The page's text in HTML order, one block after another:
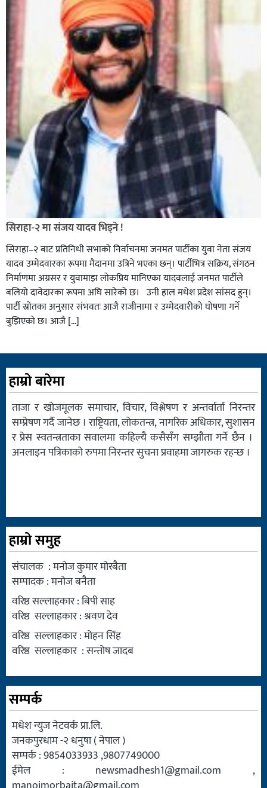
सिराहा-२ मा संजय यादव भिड्ने !
सिराहा–२ बाट प्रतिनिधी सभाको निर्वाचनमा जनमत पार्टीका युवा नेता संजय
यादव उम्मेदवारका रूपमा मैदानमा उत्रिने भएका छन्। पार्टीभित्र सक्रिय, संगठन
निर्माणमा अग्रसर र युवामाझ लोकप्रिय मानिएका यादवलाई जनमत पार्टीले
बलियो दावेदारका रूपमा अघि सारेको छ। उनी हाल मधेश प्रदेश सांसद हुन्।
पार्टी स्रोतका अनुसार संभवतः आजै राजीनामा र उम्मेदवारीको घोषणा गर्ने
बुझिएको छ। आजै […]
हाम्रो बारेमा
ताजा र खोजमूलक समाचार, विचार, विश्लेषण र अन्तर्वार्ता निरन्तर
सम्प्रेषण गर्दै जानेछ । राष्ट्रियता, लोकतन्त्र, नागरिक अधिकार, सुशासन
र प्रेस स्वतन्त्रताका सवालमा कहिल्यै कसैसँग सम्झौता गर्ने छैन ।
अनलाइन पत्रिकाको रुपमा निरन्तर सुचना प्रवाहमा जागरुक रहन्छ ।
हाम्रो समुह
संचालक : मनोज कुमार मोरबैता
सम्पादक : मनोज बनैता
वरिष्ठ सल्लाहकार : बिपी साह
वरिष्ठ सल्लाहकार : श्रवण देव
वरिष्ठ सल्लाहकार : मोहन सिंह
वरिष्ठ सल्लाहकार : सन्तोष जादब
सम्पर्क
मधेश न्युज नेटवर्क प्रा.लि.
जनकपुरधाम -२ धनुषा ( नेपाल )
सम्पर्क : 9854033933 ,9807749000
ईमेल : newsmadhesh1@gmail.com ,